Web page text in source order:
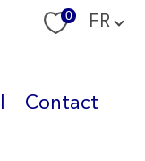
0 Langue
FR
Contact